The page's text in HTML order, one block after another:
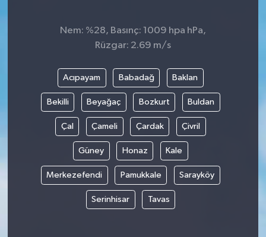
Nem: %28, Basınç: 1009 hpa hPa,
Rüzgar: 2.69 m/s
Acıpayam Babadağ Baklan
Bekilli Beyağaç Bozkurt Buldan
Çal Çameli Çardak Çivril
Güney Honaz Kale
Merkezefendi Pamukkale Sarayköy
Serinhisar Tavas